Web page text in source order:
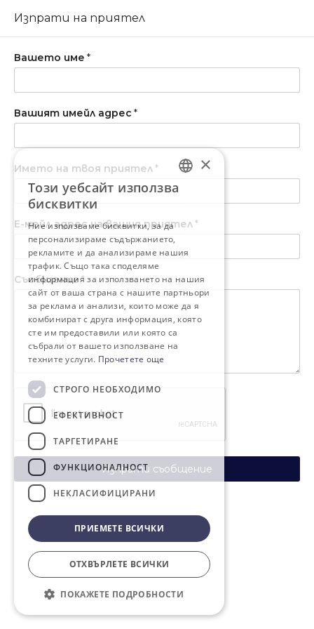
Изпрати на приятел
Вашето име *
Вашият имейл адрес *
Името на твоя приятел*
Е-мейл адрес на вашия приятел*
Съобщение *
Изпрати съобщение
BULGARIAN
×
Този уебсайт използва
бисквитки
Ние използваме бисквитки, за да
персонализираме съдържанието,
рекламите и да анализираме нашия
трафик. Също така споделяме
информация за използването на нашия
сайт от ваша страна с нашите партньори
за реклама и анализи, които може да я
комбинират с друга информация, която
сте им предоставили или която са
събрали от вашето използване на
техните услуги. Прочетете още
СТРОГО НЕОБХОДИМО
ЕФЕКТИВНОСТ
ТАРГЕТИРАНЕ
ФУНКЦИОНАЛНОСТ
НЕКЛАСИФИЦИРАНИ
ПРИЕМЕТЕ ВСИЧКИ
ОТХВЪРЛЕТЕ ВСИЧКИ
ПОКАЖЕТЕ ПОДРОБНОСТИ